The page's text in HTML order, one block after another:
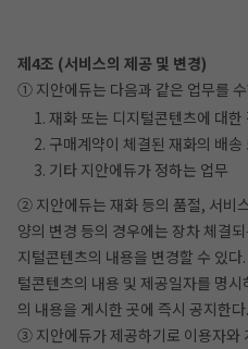
제4조 (서비스의 제공 및 변경)
① 지안에듀는 다음과 같은 업무를
1. 재화 또는 디지털콘텐츠에 대
2. 구매계약이 체결된 재화의 배
3. 기타 지안에듀가 정하는 업무
② 지안에듀는 재화 등의 품절, 서비
양의 변경 등의 경우에는 장차 체결
지털콘텐츠의 내용을 변경할 수 있
털콘텐츠의 내용 및 제공일자를 명
의 내용을 게시한 곳에 즉시 공지한다.
③ 지안에듀가 제공하기로 이용자와